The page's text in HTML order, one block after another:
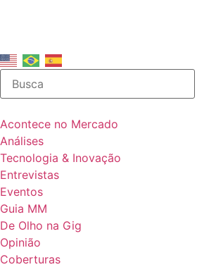
Acontece no Mercado
Análises
Tecnologia & Inovação
Entrevistas
Eventos
Guia MM
De Olho na Gig
Opinião
Coberturas